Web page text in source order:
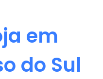
em
do Sul